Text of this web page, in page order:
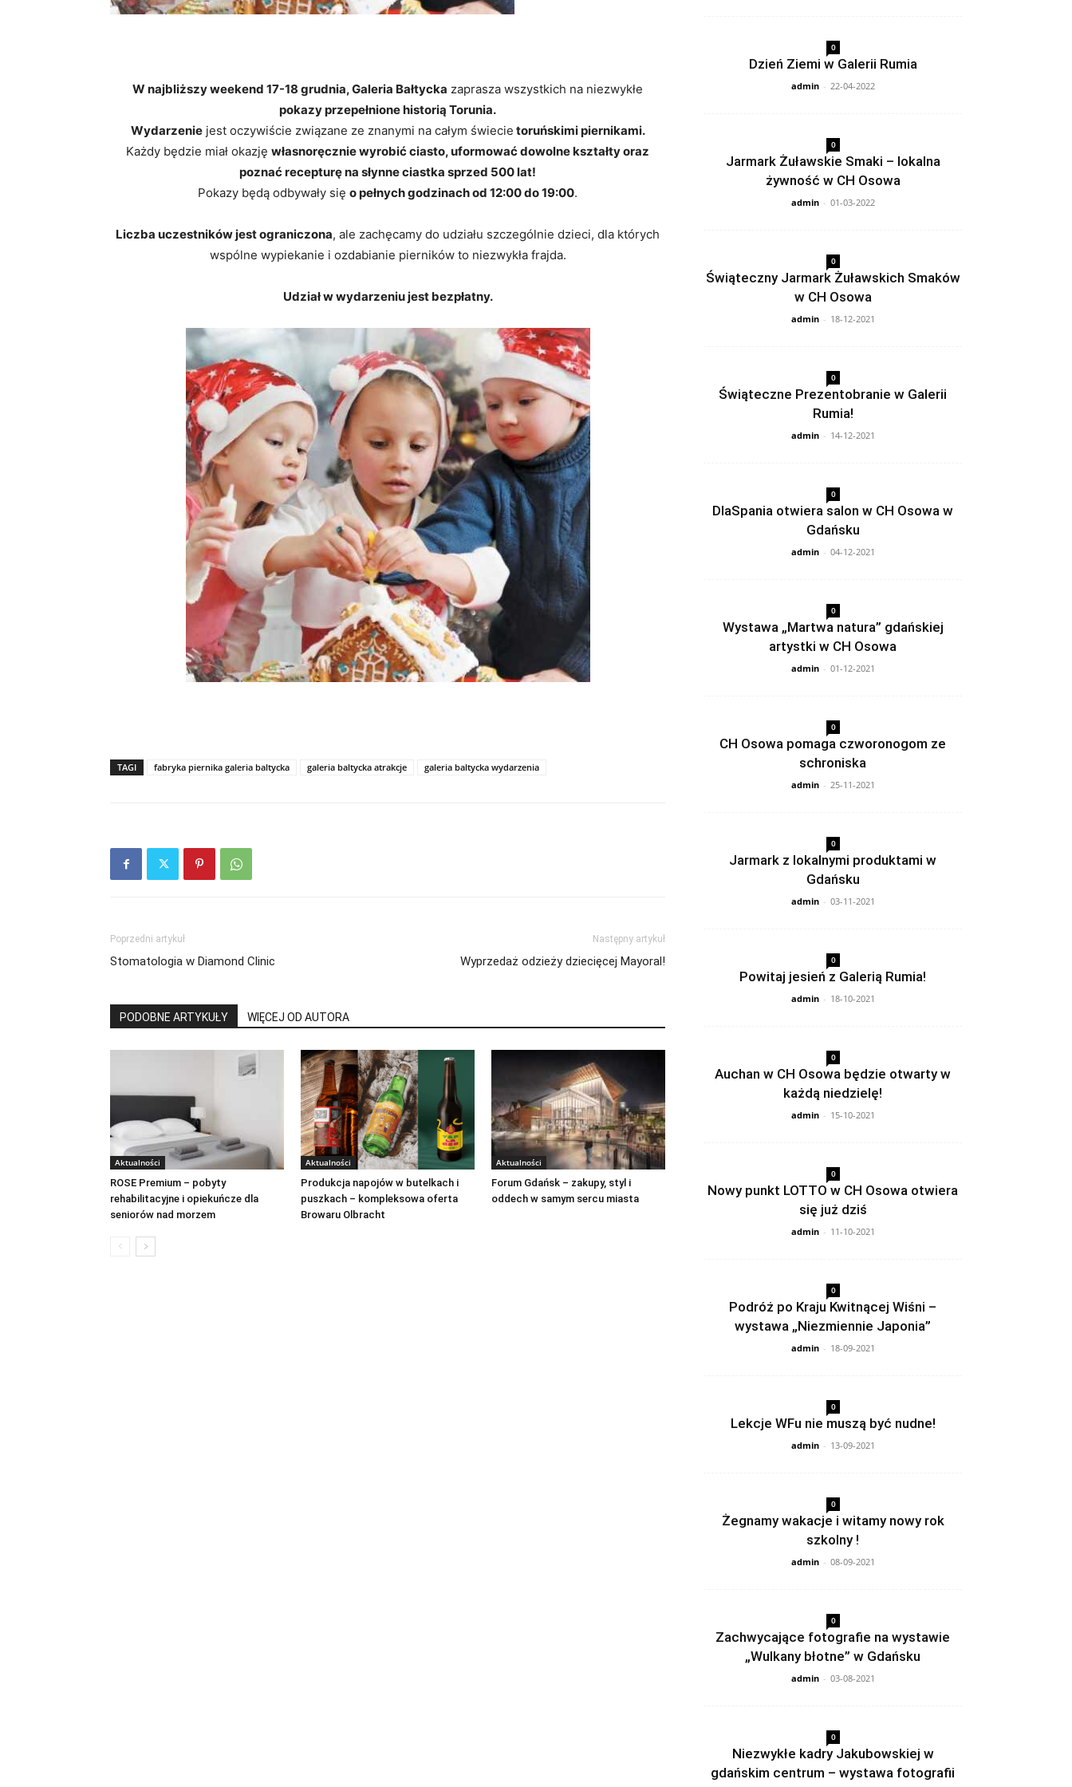
W najbliższy weekend 17-18 grudnia, Galeria Bałtycka zaprasza wszystkich na niezwykłe
pokazy przepełnione historią Torunia.
Wydarzeniejest oczywiście związane ze znanymi na całym świecie toruńskimi piernikami.
Każdy będzie miał okazję własnoręcznie wyrobić ciasto, uformować dowolne kształty oraz
poznać recepturę na słynne ciastka sprzed 500 lat!
Pokazy będą odbywały się o pełnych godzinach od 12:00 do 19:00.
Liczba uczestników jest ograniczona, ale zachęcamy do udziału szczególnie dzieci, dla których
wspólne wypiekanie i ozdabianie pierników to niezwykła frajda.
Udział w wydarzeniu jest bezpłatny.
TAGI fabryka piernika galeria baltycka galeria baltycka atrakcje galeria baltycka wydarzenia
Poprzedni artykuł
Stomatologia w Diamond Clinic
Następny artykuł
Wyprzedaż odzieży dziecięcej Mayoral!
PODOBNE ARTYKUŁY WIĘCEJ OD AUTORA
Aktualności
ROSE Premium – pobyty
rehabilitacyjne i opiekuńcze dla
seniorów nad morzem
Aktualności
Produkcja napojów w butelkach i
puszkach – kompleksowa oferta
Browaru Olbracht
Aktualności
Forum Gdańsk – zakupy, styl i
oddech w samym sercu miasta
0
Dzień Ziemi w Galerii Rumia
admin - 22-04-2022
0
Jarmark Żuławskie Smaki – lokalna
żywność w CH Osowa
admin - 01-03-2022
0
Świąteczny Jarmark Żuławskich Smaków
w CH Osowa
admin - 18-12-2021
0
Świąteczne Prezentobranie w Galerii
Rumia!
admin - 14-12-2021
0
DlaSpania otwiera salon w CH Osowa w
Gdańsku
admin - 04-12-2021
0
Wystawa „Martwa natura” gdańskiej
artystki w CH Osowa
admin - 01-12-2021
0
CH Osowa pomaga czworonogom ze
schroniska
admin - 25-11-2021
0
Jarmark z lokalnymi produktami w
Gdańsku
admin - 03-11-2021
0
Powitaj jesień z Galerią Rumia!
admin - 18-10-2021
0
Auchan w CH Osowa będzie otwarty w
każdą niedzielę!
admin - 15-10-2021
0
Nowy punkt LOTTO w CH Osowa otwiera
się już dziś
admin - 11-10-2021
0
Podróż po Kraju Kwitnącej Wiśni –
wystawa „Niezmiennie Japonia”
admin - 18-09-2021
0
Lekcje WFu nie muszą być nudne!
admin - 13-09-2021
0
Żegnamy wakacje i witamy nowy rok
szkolny !
admin - 08-09-2021
0
Zachwycające fotografie na wystawie
„Wulkany błotne” w Gdańsku
admin - 03-08-2021
0
Niezwykłe kadry Jakubowskiej w
gdańskim centrum – wystawa fotografii